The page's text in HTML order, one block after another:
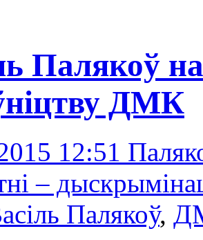
Палякоў
ДМК
12:51
–
Палякоў,